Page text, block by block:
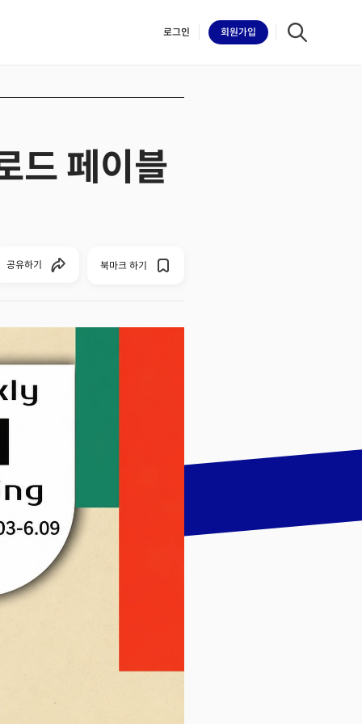
로그인 회원가입
드 페이블
공유하기
기
북마크 하기